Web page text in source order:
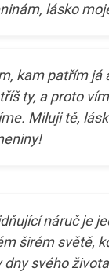
lásko
kam patřím já
ty, a proto
Miluji tě,
náruč je
širém světě,
svého